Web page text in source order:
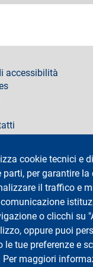
cookie tecnici e
parti, per garantire la
il traffico e
o clicchi su
oppure puoi
le tue preferenze e
maggiori
accessibilità
di Milano
7 - 20122 Milano